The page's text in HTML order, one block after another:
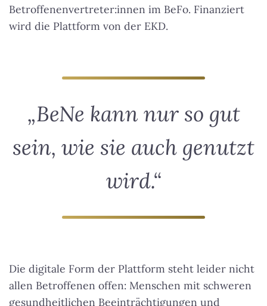
Betroffenenvertreter:innen im BeFo. Finanziert
wird die Plattform von der EKD.
„BeNe kann nur so gut
sein, wie sie auch genutzt
wird.“
Die digitale Form der Plattform steht leider nicht
allen Betroffenen offen: Menschen mit schweren
gesundheitlichen Beeinträchtigungen und